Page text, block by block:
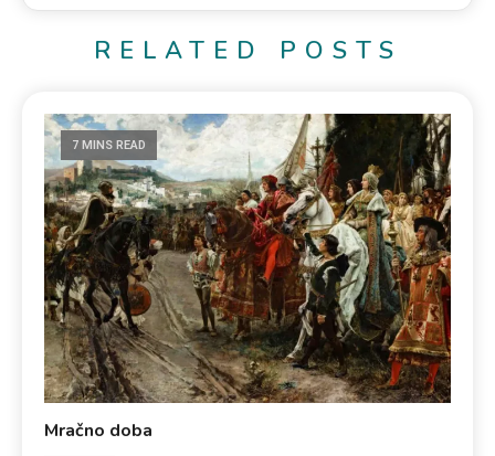
RELATED POSTS
7 MINS READ
Mračno doba